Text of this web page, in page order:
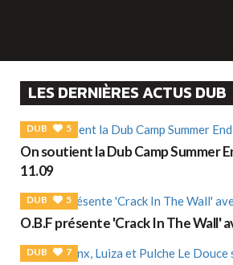
LES DERNIÈRES ACTUS DUB
DUB 5
On soutient la Dub Camp Summer
11.09
DUB 5
O.B.F présente 'Crack In The Wall'
DUB 7